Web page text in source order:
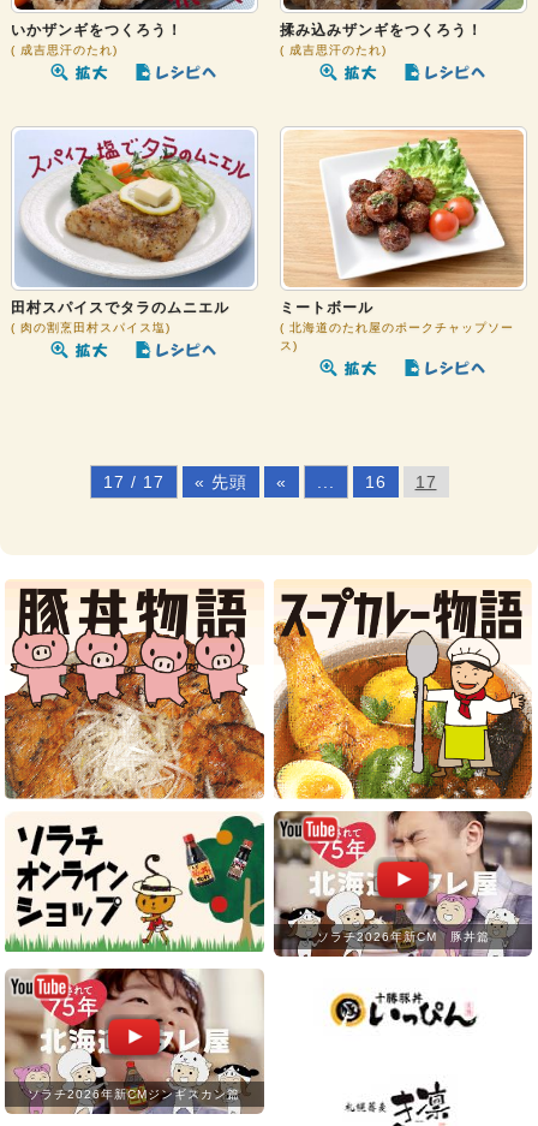
いかザンギをつくろう！
成吉思汗のたれ
揉み込みザンギをつくろう！
成吉思汗のたれ
田村スパイスでタラのムニエル
肉の割烹田村スパイス塩
ミートボール
北海道のたれ屋のポークチャップソー
ス
17 / 17 « 先頭 « ... 16 17
ソラチ2026年新CM 豚丼篇
ソラチ2026年新CMジンギスカン篇